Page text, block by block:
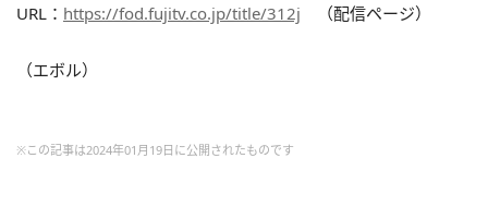
URL： https://fod.fujitv.co.jp/title/312j （配信ページ）
（エボル）
※この記事は2024年01月19日に公開されたものです